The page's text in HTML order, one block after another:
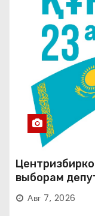
выборам
Авг 7, 2026